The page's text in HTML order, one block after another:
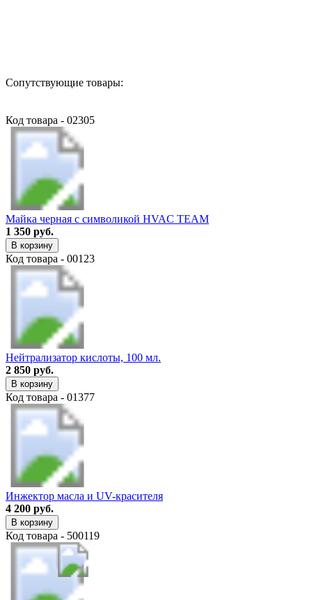
Сопутствующие товары:
Код товара - 02305
Майка черная с символикой HVAC TEAM
1 350 руб.
В корзину
Код товара - 00123
Нейтрализатор кислоты, 100 мл.
2 850 руб.
В корзину
Код товара - 01377
Инжектор масла и UV-красителя
4 200 руб.
В корзину
Код товара - 500119